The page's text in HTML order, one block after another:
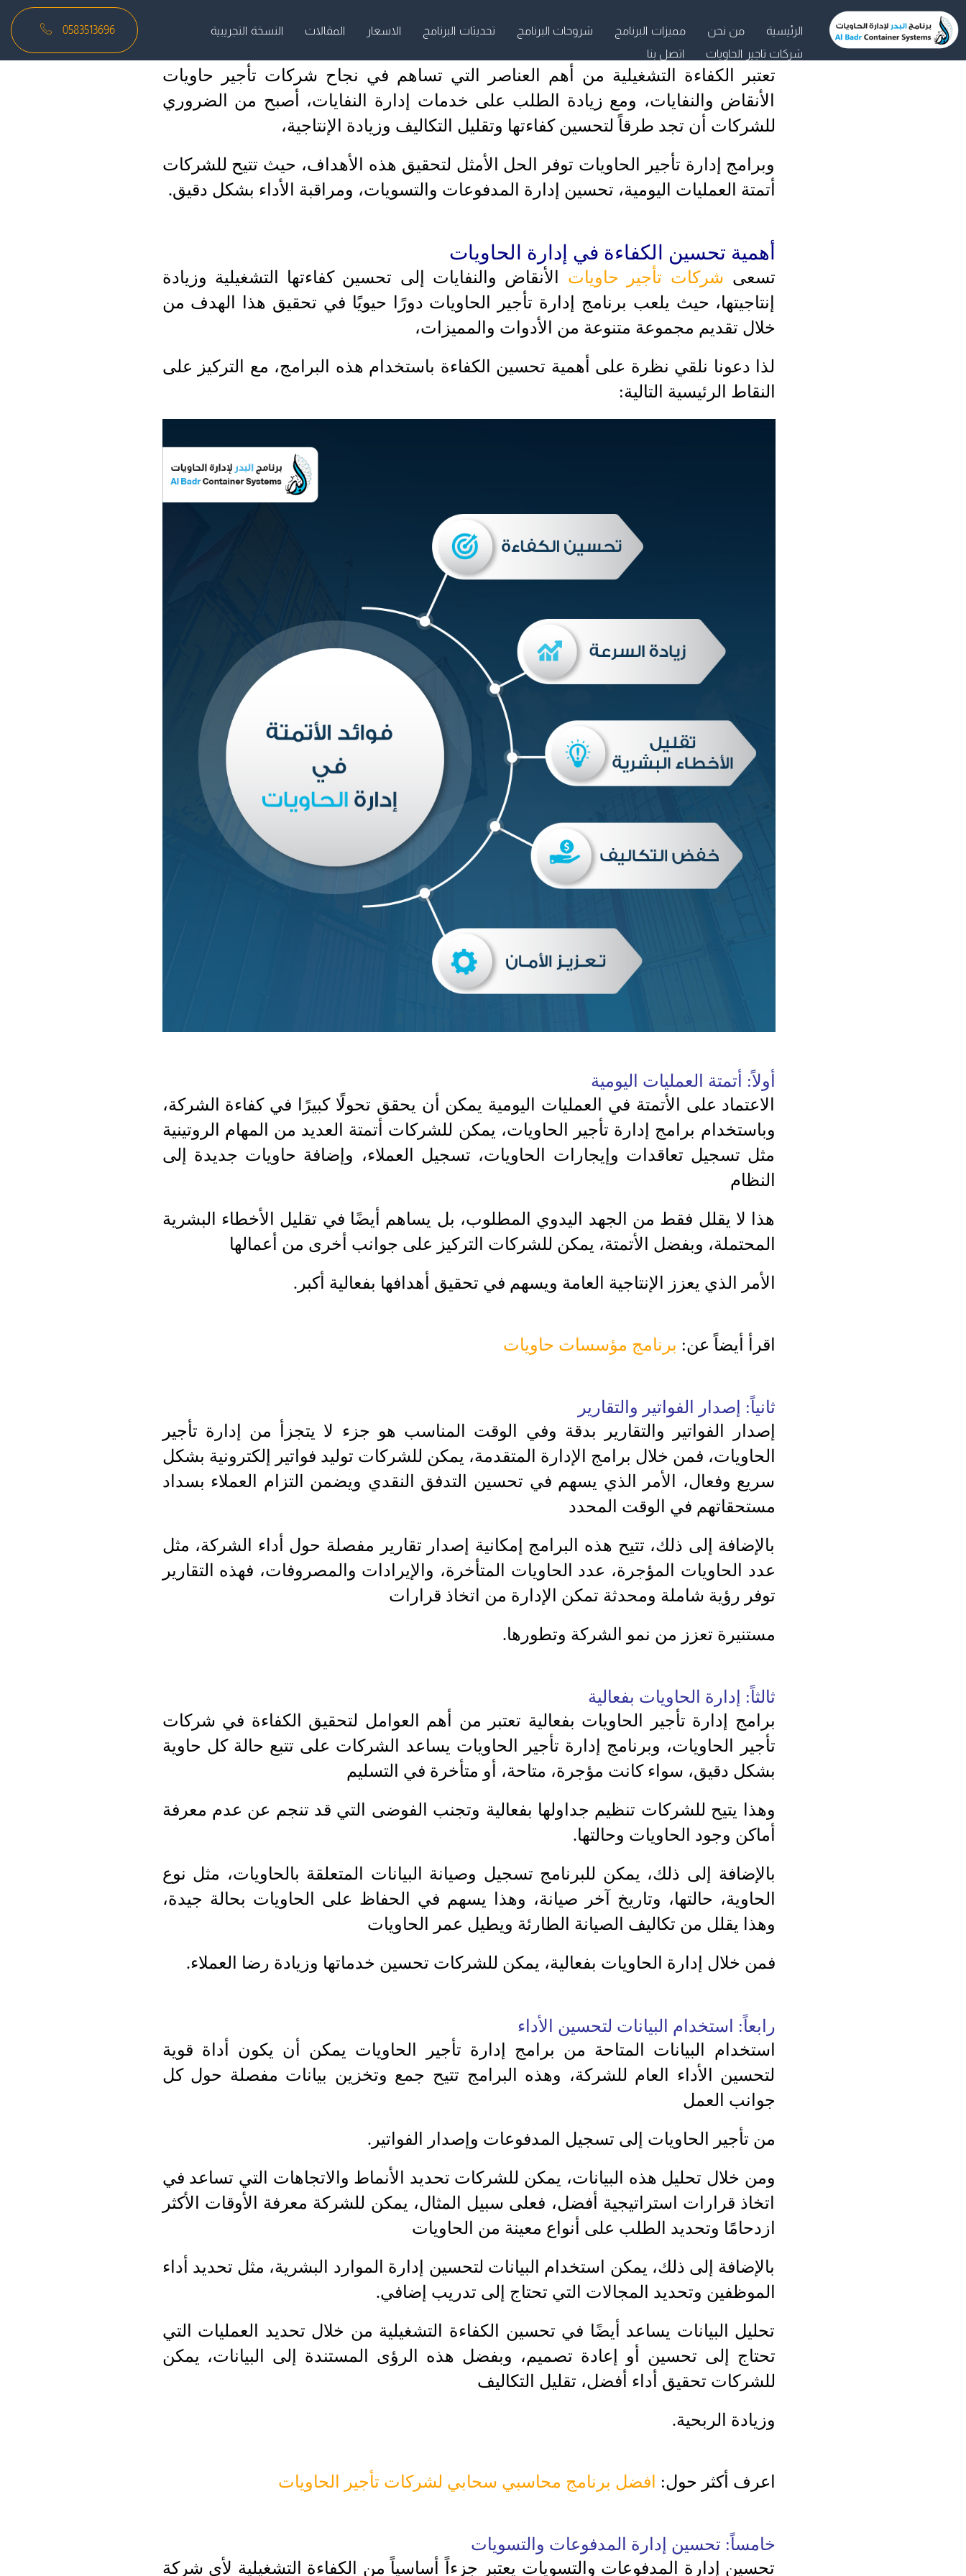
تخطي
إلى
الرئيسية من نحن مميزات البرنامج شروحات البرنامج تحديثات البرنامج الاسعار المقالات
النسخة التجريبية
شركات تاجير الحاويات
اتصل بنا
0583513696
تعتبر الكفاءة التشغيلية من أهم العناصر التي تساهم في نجاح شركات تأجير حاويات
الأنقاض والنفايات، ومع زيادة الطلب على خدمات إدارة النفايات، أصبح من الضروري
للشركات أن تجد طرقاً لتحسين كفاءتها وتقليل التكاليف وزيادة الإنتاجية،
وبرامج إدارة تأجير الحاويات توفر الحل الأمثل لتحقيق هذه الأهداف، حيث تتيح للشركات
أتمتة العمليات اليومية، تحسين إدارة المدفوعات والتسويات، ومراقبة الأداء بشكل دقيق.
أهمية تحسين الكفاءة في إدارة الحاويات
تسعى شركات تأجير حاويات الأنقاض والنفايات إلى تحسين كفاءتها التشغيلية وزيادة
إنتاجيتها، حيث يلعب برنامج إدارة تأجير الحاويات دورًا حيويًا في تحقيق هذا الهدف من
خلال تقديم مجموعة متنوعة من الأدوات والمميزات،
لذا دعونا نلقي نظرة على أهمية تحسين الكفاءة باستخدام هذه البرامج، مع التركيز على
النقاط الرئيسية التالية:
أولاً: أتمتة العمليات اليومية
الاعتماد على الأتمتة في العمليات اليومية يمكن أن يحقق تحولًا كبيرًا في كفاءة الشركة،
وباستخدام برامج إدارة تأجير الحاويات، يمكن للشركات أتمتة العديد من المهام الروتينية
مثل تسجيل تعاقدات وإيجارات الحاويات، تسجيل العملاء، وإضافة حاويات جديدة إلى
النظام
هذا لا يقلل فقط من الجهد اليدوي المطلوب، بل يساهم أيضًا في تقليل الأخطاء البشرية
المحتملة، وبفضل الأتمتة، يمكن للشركات التركيز على جوانب أخرى من أعمالها
الأمر الذي يعزز الإنتاجية العامة ويسهم في تحقيق أهدافها بفعالية أكبر.
اقرأ أيضاً عن: برنامج مؤسسات حاويات
ثانياً: إصدار الفواتير والتقارير
إصدار الفواتير والتقارير بدقة وفي الوقت المناسب هو جزء لا يتجزأ من إدارة تأجير
الحاويات، فمن خلال برامج الإدارة المتقدمة، يمكن للشركات توليد فواتير إلكترونية بشكل
سريع وفعال، الأمر الذي يسهم في تحسين التدفق النقدي ويضمن التزام العملاء بسداد
مستحقاتهم في الوقت المحدد
بالإضافة إلى ذلك، تتيح هذه البرامج إمكانية إصدار تقارير مفصلة حول أداء الشركة، مثل
عدد الحاويات المؤجرة، عدد الحاويات المتأخرة، والإيرادات والمصروفات، فهذه التقارير
توفر رؤية شاملة ومحدثة تمكن الإدارة من اتخاذ قرارات
مستنيرة تعزز من نمو الشركة وتطورها.
ثالثاً: إدارة الحاويات بفعالية
برامج إدارة تأجير الحاويات بفعالية تعتبر من أهم العوامل لتحقيق الكفاءة في شركات
تأجير الحاويات، وبرنامج إدارة تأجير الحاويات يساعد الشركات على تتبع حالة كل حاوية
بشكل دقيق، سواء كانت مؤجرة، متاحة، أو متأخرة في التسليم
وهذا يتيح للشركات تنظيم جداولها بفعالية وتجنب الفوضى التي قد تنجم عن عدم معرفة
أماكن وجود الحاويات وحالتها.
بالإضافة إلى ذلك، يمكن للبرنامج تسجيل وصيانة البيانات المتعلقة بالحاويات، مثل نوع
الحاوية، حالتها، وتاريخ آخر صيانة، وهذا يسهم في الحفاظ على الحاويات بحالة جيدة،
وهذا يقلل من تكاليف الصيانة الطارئة ويطيل عمر الحاويات
فمن خلال إدارة الحاويات بفعالية، يمكن للشركات تحسين خدماتها وزيادة رضا العملاء.
رابعاً: استخدام البيانات لتحسين الأداء
استخدام البيانات المتاحة من برامج إدارة تأجير الحاويات يمكن أن يكون أداة قوية
لتحسين الأداء العام للشركة، وهذه البرامج تتيح جمع وتخزين بيانات مفصلة حول كل
جوانب العمل
من تأجير الحاويات إلى تسجيل المدفوعات وإصدار الفواتير.
ومن خلال تحليل هذه البيانات، يمكن للشركات تحديد الأنماط والاتجاهات التي تساعد في
اتخاذ قرارات استراتيجية أفضل، فعلى سبيل المثال، يمكن للشركة معرفة الأوقات الأكثر
ازدحامًا وتحديد الطلب على أنواع معينة من الحاويات
بالإضافة إلى ذلك، يمكن استخدام البيانات لتحسين إدارة الموارد البشرية، مثل تحديد أداء
الموظفين وتحديد المجالات التي تحتاج إلى تدريب إضافي.
تحليل البيانات يساعد أيضًا في تحسين الكفاءة التشغيلية من خلال تحديد العمليات التي
تحتاج إلى تحسين أو إعادة تصميم، وبفضل هذه الرؤى المستندة إلى البيانات، يمكن
للشركات تحقيق أداء أفضل، تقليل التكاليف
وزيادة الربحية.
اعرف أكثر حول: افضل برنامج محاسبي سحابي لشركات تأجير الحاويات
خامساً: تحسين إدارة المدفوعات والتسويات
تحسين إدارة المدفوعات والتسويات يعتبر جزءاً أساسياً من الكفاءة التشغيلية لأي شركة